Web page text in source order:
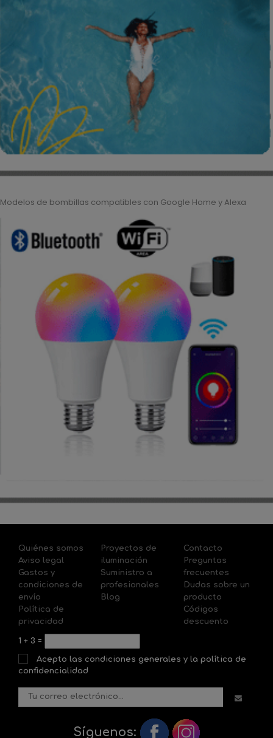
Modelos de bombillas compatibles con Google Home y Alexa
Quiénes somos
Aviso legal
Gastos y
condiciones de
envío
Política de
privacidad
Proyectos de
iluminación
Suministro a
profesionales
Blog
Contacto
Preguntas
frecuentes
Dudas sobre un
producto
Códigos
descuento
1 + 3 =
Acepto las condiciones generales y la política de
confidencialidad
Síguenos: